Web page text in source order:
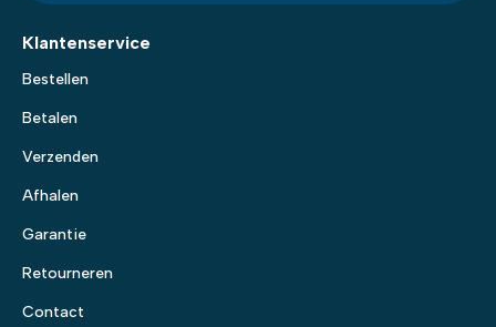
Klantenservice
Bestellen
Betalen
Verzenden
Afhalen
Garantie
Retourneren
Contact